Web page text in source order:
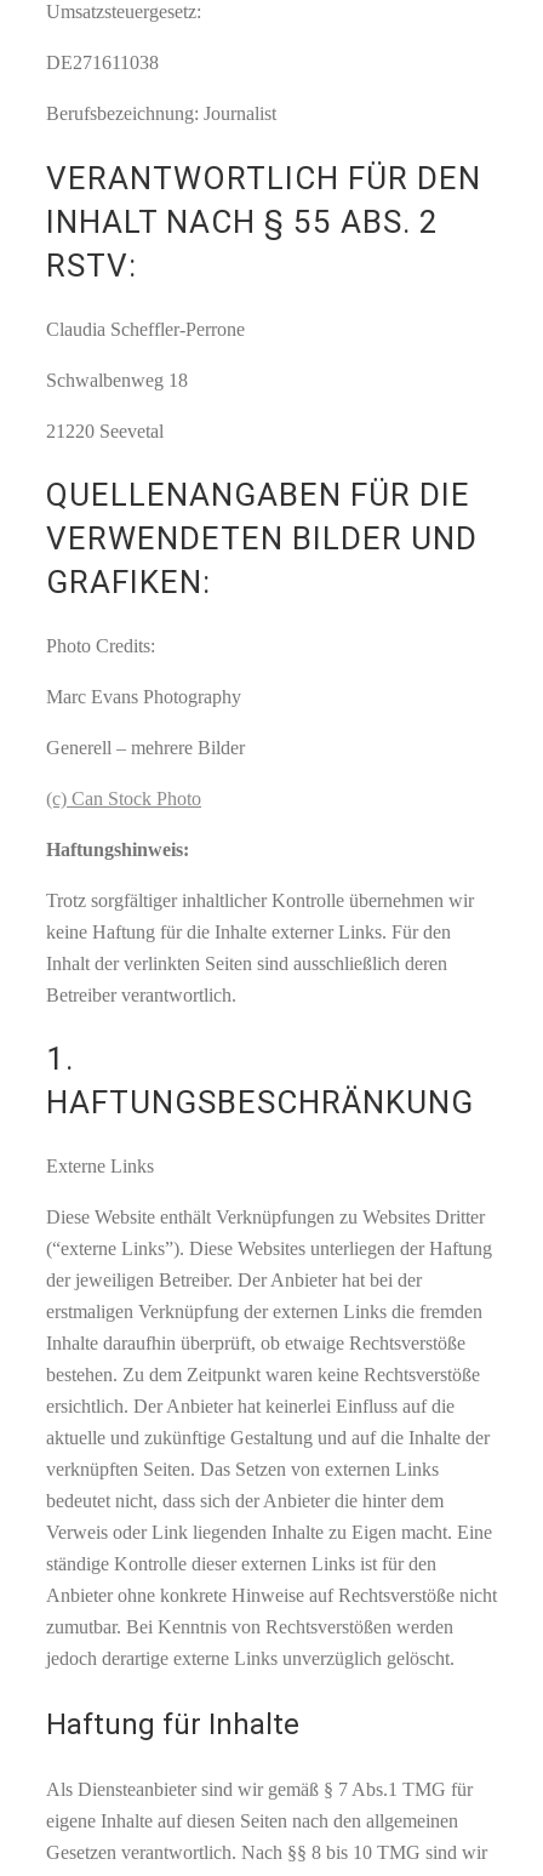
Umsatzsteuergesetz:
DE271611038
Berufsbezeichnung: Journalist
VERANTWORTLICH FÜR DEN
INHALT NACH § 55 ABS. 2
RSTV:
Claudia Scheffler-Perrone
Schwalbenweg 18
21220 Seevetal
QUELLENANGABEN FÜR DIE
VERWENDETEN BILDER UND
GRAFIKEN:
Photo Credits:
Marc Evans Photography
Generell – mehrere Bilder
(c) Can Stock Photo
Haftungshinweis:
Trotz sorgfältiger inhaltlicher Kontrolle übernehmen wir
keine Haftung für die Inhalte externer Links. Für den
Inhalt der verlinkten Seiten sind ausschließlich deren
Betreiber verantwortlich.
1.
HAFTUNGSBESCHRÄNKUNG
Externe Links
Diese Website enthält Verknüpfungen zu Websites Dritter
(“externe Links”). Diese Websites unterliegen der Haftung
der jeweiligen Betreiber. Der Anbieter hat bei der
erstmaligen Verknüpfung der externen Links die fremden
Inhalte daraufhin überprüft, ob etwaige Rechtsverstöße
bestehen. Zu dem Zeitpunkt waren keine Rechtsverstöße
ersichtlich. Der Anbieter hat keinerlei Einfluss auf die
aktuelle und zukünftige Gestaltung und auf die Inhalte der
verknüpften Seiten. Das Setzen von externen Links
bedeutet nicht, dass sich der Anbieter die hinter dem
Verweis oder Link liegenden Inhalte zu Eigen macht. Eine
ständige Kontrolle dieser externen Links ist für den
Anbieter ohne konkrete Hinweise auf Rechtsverstöße nicht
zumutbar. Bei Kenntnis von Rechtsverstößen werden
jedoch derartige externe Links unverzüglich gelöscht.
Haftung für Inhalte
Als Diensteanbieter sind wir gemäß § 7 Abs.1 TMG für
eigene Inhalte auf diesen Seiten nach den allgemeinen
Gesetzen verantwortlich. Nach §§ 8 bis 10 TMG sind wir